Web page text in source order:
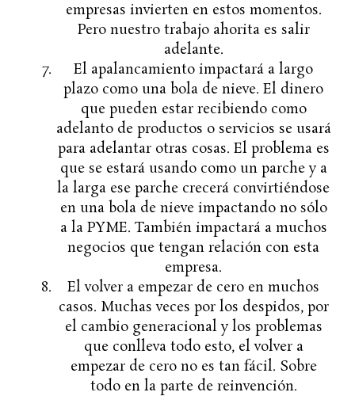
empresas invierten en estos momentos.
Pero nuestro trabajo ahorita es salir
adelante.
El apalancamiento impactará a largo
plazo como una bola de nieve. El dinero
que pueden estar recibiendo como
adelanto de productos o servicios se usará
para adelantar otras cosas. El problema es
que se estará usando como un parche y a
la larga ese parche crecerá convirtiéndose
en una bola de nieve impactando no sólo
a la PYME. También impactará a muchos
negocios que tengan relación con esta
empresa.
El volver a empezar de cero en muchos
casos. Muchas veces por los despidos, por
el cambio generacional y los problemas
que conlleva todo esto, el volver a
empezar de cero no es tan fácil. Sobre
todo en la parte de reinvención.